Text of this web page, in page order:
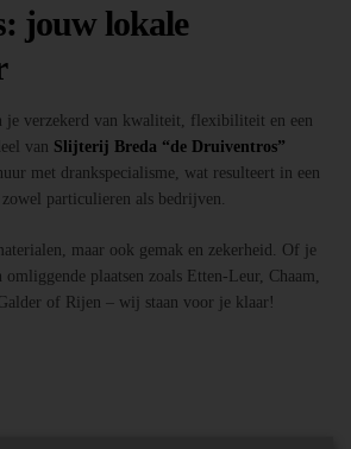
jouw lokale
je verzekerd van kwaliteit, flexibiliteit en een
van Slijterij Breda “de Druiventros”
met drankspecialisme, wat resulteert in een
particulieren als bedrijven.
maar ook gemak en zekerheid. Of je
plaatsen zoals Etten-Leur, Chaam,
of Rijen – wij staan voor je klaar!